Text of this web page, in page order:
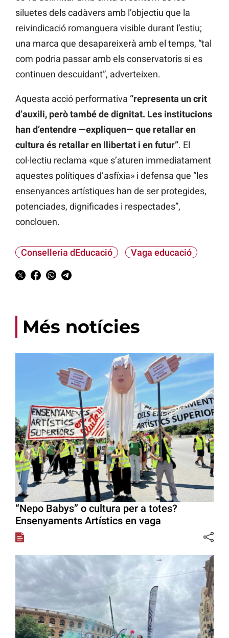
siluetes dels cadàvers amb l’objectiu que la
reivindicació romanguera visible durant l’estiu;
una marca que desapareixerà amb el temps, “tal
com podria passar amb els conservatoris si es
continuen descuidant”, adverteixen.
Aquesta acció performativa “representa un crit
d’auxili, però també de dignitat. Les institucions
han d’entendre —expliquen— que retallar en
cultura és retallar en llibertat i en futur”. El
col·lectiu reclama «que s’aturen immediatament
aquestes polítiques d’asfíxia» i defensa que “les
ensenyances artístiques han de ser protegides,
potenciades, dignificades i respectades”,
conclouen.
Conselleria dEducació Vaga educació
Més notícies
“Nepo Babys” o cultura per a totes?
Ensenyaments Artístics en vaga